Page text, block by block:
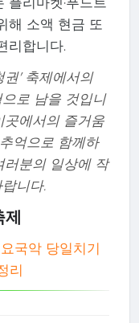
해 소액 현금 또
리합니다.
권' 축제에서의
로 남을 것입니
곳에서의 즐거움
억으로 함께하
러분의 일상에 작
니다.
제
국악 당일치기
리